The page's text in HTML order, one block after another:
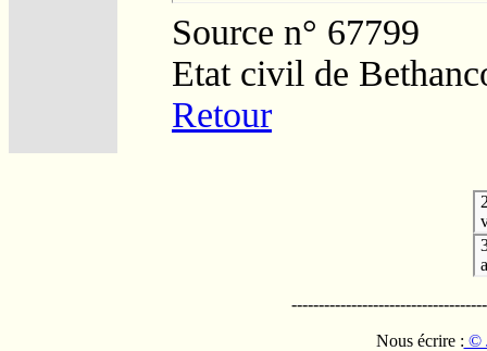
Source n° 67799
Etat civil de
Retour
Nous écrire : ©